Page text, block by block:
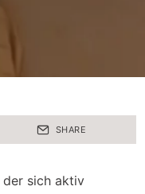
SHARE
der sich aktiv